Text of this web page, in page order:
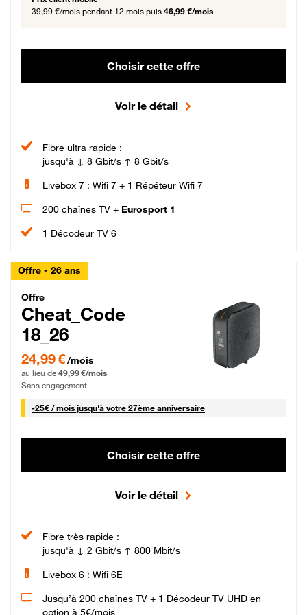
39,99 €/mois pendant 12 mois puis 46,99 €/mois
Choisir cette offre
Voir le détail
Fibre ultra rapide :
jusqu'à ↓ 8 Gbit/s ↑ 8 Gbit/s
Livebox 7 : Wifi 7 + 1 Répéteur Wifi 7
200 chaînes TV + Eurosport 1
1 Décodeur TV 6
Offre - 26 ans
Cheat_Code Fibre_18_26
Offre
Cheat_Code
18_26
24,99 € par mois pendant 0 mois puis 49,99 € par mois, Sans engagement
24,99 €/mois
au lieu de 49,99 €/mois
Sans engagement
-25€ / mois25 € par mois
jusqu'à votre 27ème anniversaire
Choisir cette offre
Voir le détail
Fibre très rapide :
jusqu'à ↓ 2 Gbit/s ↑ 800 Mbit/s
Livebox 6 : Wifi 6E
Jusqu’à 200 chaînes TV + 1 Décodeur TV UHD en
option à 5€/mois